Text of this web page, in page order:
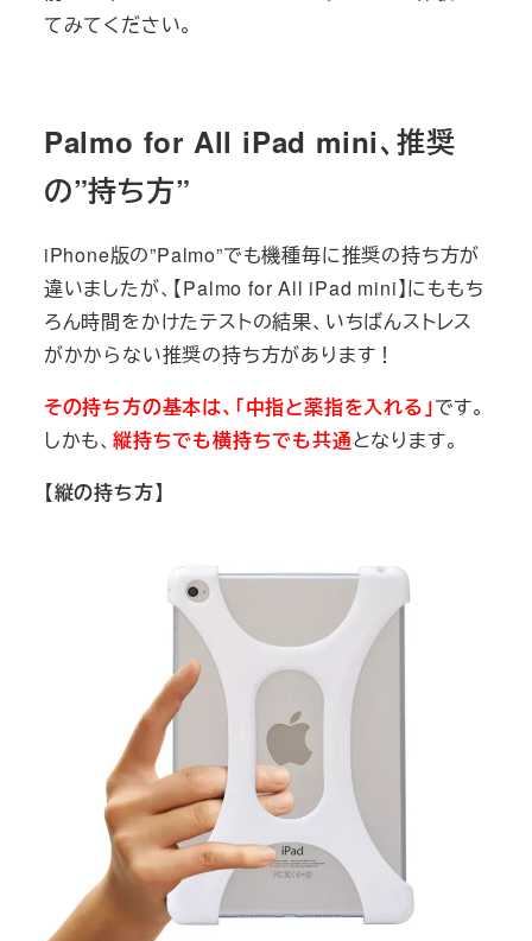
てみてください。
Palmo for All iPad mini、推奨
の”持ち方”
iPhone版の”Palmo”でも機種毎に推奨の持ち方が
違いましたが、【Palmo for All iPad mini】にももち
ろん時間をかけたテストの結果、いちばんストレス
がかからない推奨の持ち方があります！
その持ち方の基本は、「中指と薬指を入れる」です。
しかも、 縦持ちでも横持ちでも共通となります。
【縦の持ち方】